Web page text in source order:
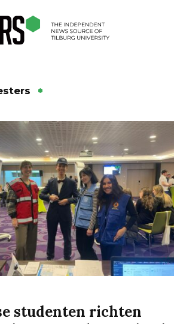
studenten richten